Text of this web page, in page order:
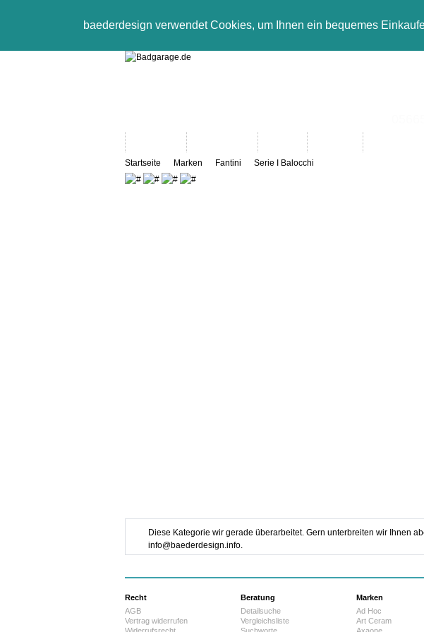
baederdesign verwendet Cookies, um Ihnen ein bequemes
Startseite Marken Fantini Serie I Balocchi
Diese Kategorie wir gerade überarbeitet. Gern unterbreiten wir Ihnen
info@baederdesign.info.
Recht
AGB
Vertrag widerrufen
Widerrufsrecht
Beratung
Detailsuche
Vergleichsliste
Suchworte
Marken
Ad Hoc
Art Ceram
Axaone